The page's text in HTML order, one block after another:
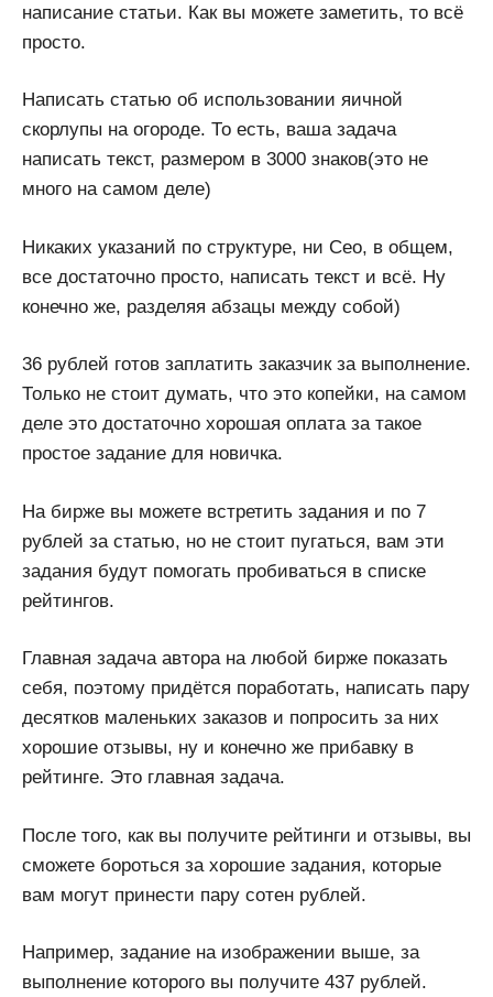
написание статьи. Как вы можете заметить, то всё
просто.
Написать статью об использовании яичной
скорлупы на огороде. То есть, ваша задача
написать текст, размером в 3000 знаков(это не
много на самом деле)
Никаких указаний по структуре, ни Сео, в общем,
все достаточно просто, написать текст и всё. Ну
конечно же, разделяя абзацы между собой)
36 рублей готов заплатить заказчик за выполнение.
Только не стоит думать, что это копейки, на самом
деле это достаточно хорошая оплата за такое
простое задание для новичка.
На бирже вы можете встретить задания и по 7
рублей за статью, но не стоит пугаться, вам эти
задания будут помогать пробиваться в списке
рейтингов.
Главная задача автора на любой бирже показать
себя, поэтому придётся поработать, написать пару
десятков маленьких заказов и попросить за них
хорошие отзывы, ну и конечно же прибавку в
рейтинге. Это главная задача.
После того, как вы получите рейтинги и отзывы, вы
сможете бороться за хорошие задания, которые
вам могут принести пару сотен рублей.
Например, задание на изображении выше, за
выполнение которого вы получите 437 рублей.